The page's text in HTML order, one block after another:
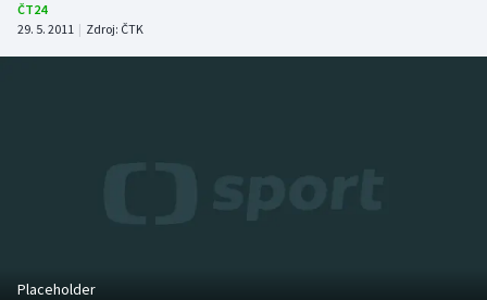
Hokej
Baseball a softbal
Historické návraty
ČT24
29. 5. 2011 | Zdroj: ČTK
Placeholder